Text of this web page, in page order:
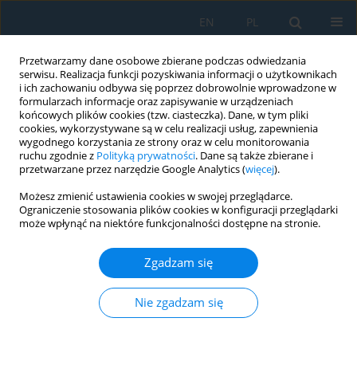
Przetwarzamy dane osobowe zbierane podczas odwiedzania
serwisu. Realizacja funkcji pozyskiwania informacji o użytkownikach
i ich zachowaniu odbywa się poprzez dobrowolnie wprowadzone w
formularzach informacje oraz zapisywanie w urządzeniach
końcowych plików cookies (tzw. ciasteczka). Dane, w tym pliki
cookies, wykorzystywane są w celu realizacji usług, zapewnienia
wygodnego korzystania ze strony oraz w celu monitorowania
ruchu zgodnie z Polityką prywatności. Dane są także zbierane i
przetwarzane przez narzędzie Google Analytics (więcej).
Możesz zmienić ustawienia cookies w swojej przeglądarce.
Ograniczenie stosowania plików cookies w konfiguracji przeglądarki
może wpłynąć na niektóre funkcjonalności dostępne na stronie.
Zgadzam się
Nie zgadzam się
PL
EN
Słowo kluczowelaser machining
Dressing of superabrasive profile grinding
wheels with a tangential laser beam: A review
Ryszard Dębkowski
Adv. Sci. Technol. Res. J. 2026; 20(7):352-377
https://doi.org/10.12913/22998624/219086